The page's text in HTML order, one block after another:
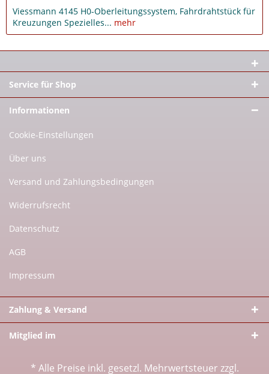
Viessmann 4145 H0-Oberleitungssystem, Fahrdrahtstück für
Kreuzungen Spezielles... mehr
Service für Shop
Informationen
Cookie-Einstellungen
Über uns
Versand und Zahlungsbedingungen
Widerrufsrecht
Datenschutz
AGB
Impressum
Zahlung & Versand
Mitglied im
* Alle Preise inkl. gesetzl. Mehrwertsteuer zzgl.